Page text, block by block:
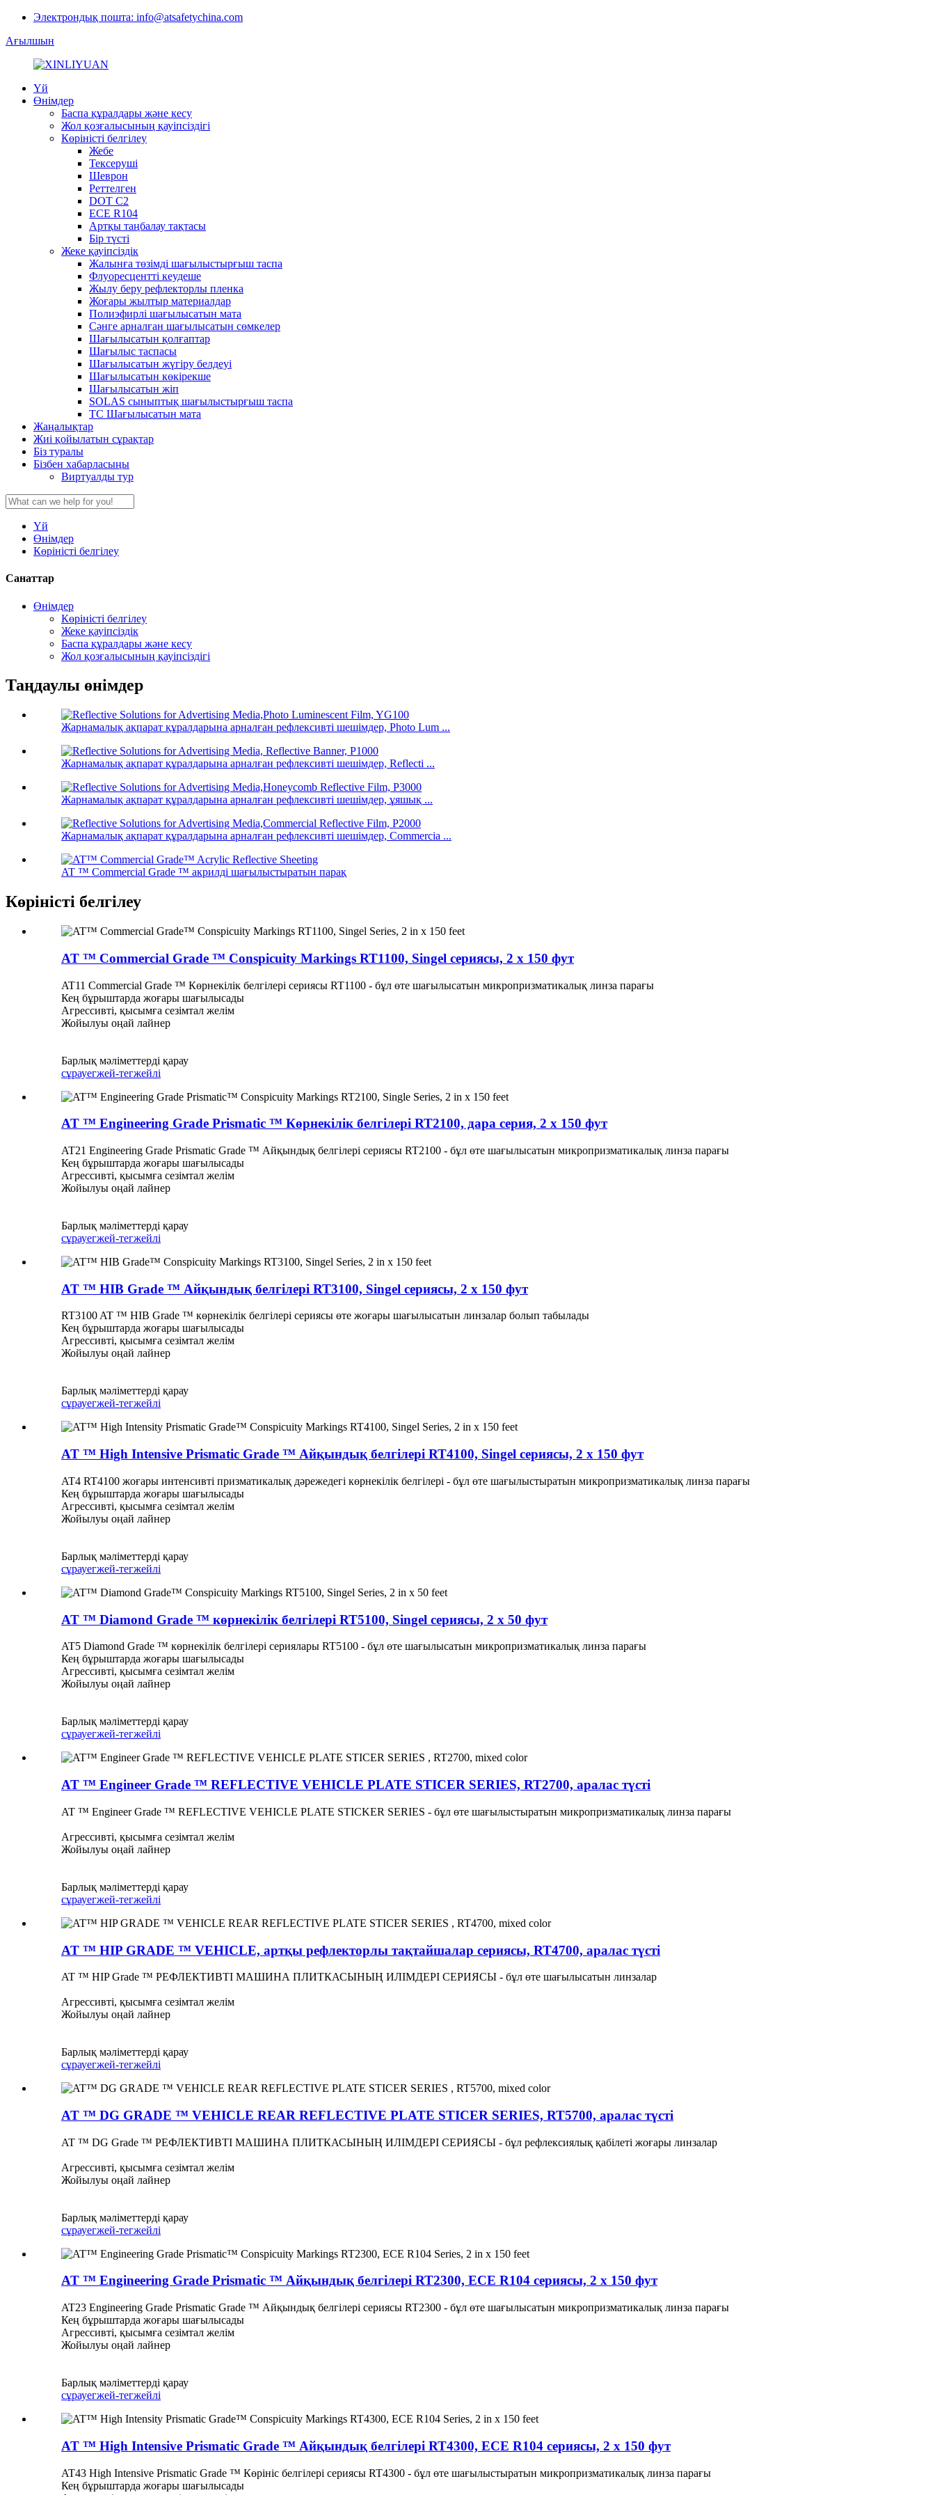
Электрондық пошта: info@atsafetychina.com
Ағылшын
Үй
Өнімдер
Баспа құралдары және кесу
Жол қозғалысының қауіпсіздігі
Көріністі белгілеу
Жебе
Тексеруші
Шеврон
Реттелген
DOT C2
ECE R104
Артқы таңбалау тақтасы
Бір түсті
Жеке қауіпсіздік
Жалынға төзімді шағылыстырғыш таспа
Флуоресцентті кеудеше
Жылу беру рефлекторлы пленка
Жоғары жылтыр материалдар
Полиэфирлі шағылысатын мата
Сәнге арналған шағылысатын сөмкелер
Шағылысатын қолғаптар
Шағылыс таспасы
Шағылысатын жүгіру белдеуі
Шағылысатын көкірекше
Шағылысатын жіп
SOLAS сыныптық шағылыстырғыш таспа
TC Шағылысатын мата
Жаңалықтар
Жиі қойылатын сұрақтар
Біз туралы
Бізбен хабарласыңы
Виртуалды тур
Үй
Өнімдер
Көріністі белгілеу
Санаттар
Өнімдер
Көріністі белгілеу
Жеке қауіпсіздік
Баспа құралдары және кесу
Жол қозғалысының қауіпсіздігі
Таңдаулы өнімдер
Жарнамалық ақпарат құралдарына арналған рефлексивті шешімдер, Photo Lum ...
Жарнамалық ақпарат құралдарына арналған рефлексивті шешімдер, Reflecti ...
Жарнамалық ақпарат құралдарына арналған рефлексивті шешімдер, ұяшық ...
Жарнамалық ақпарат құралдарына арналған рефлексивті шешімдер, Commercia ...
AT ™ Commercial Grade ™ акрилді шағылыстыратын парақ
Көріністі белгілеу
AT ™ Commercial Grade ™ Conspicuity Markings RT1100, Singel сериясы, 2 x 150 фут
AT11 Commercial Grade ™ Көрнекілік белгілері сериясы RT1100 - бұл өте шағылысатын микропризматикалық линза парағы
Кең бұрыштарда жоғары шағылысады
Агрессивті, қысымға сезімтал желім
Жойылуы оңай лайнер
Барлық мәліметтерді қарау
сұрауегжей-тегжейлі
AT ™ Engineering Grade Prismatic ™ Көрнекілік белгілері RT2100, дара серия, 2 x 150 фут
AT21 Engineering Grade Prismatic Grade ™ Айқындық белгілері сериясы RT2100 - бұл өте шағылысатын микропризматикалық линза парағы
Кең бұрыштарда жоғары шағылысады
Агрессивті, қысымға сезімтал желім
Жойылуы оңай лайнер
Барлық мәліметтерді қарау
сұрауегжей-тегжейлі
AT ™ HIB Grade ™ Айқындық белгілері RT3100, Singel сериясы, 2 x 150 фут
RT3100 AT ™ HIB Grade ™ көрнекілік белгілері сериясы өте жоғары шағылысатын линзалар болып табылады
Кең бұрыштарда жоғары шағылысады
Агрессивті, қысымға сезімтал желім
Жойылуы оңай лайнер
Барлық мәліметтерді қарау
сұрауегжей-тегжейлі
AT ™ High Intensive Prismatic Grade ™ Айқындық белгілері RT4100, Singel сериясы, 2 x 150 фут
AT4 RT4100 жоғары интенсивті призматикалық дәрежедегі көрнекілік белгілері - бұл өте шағылыстыратын микропризматикалық линза парағы
Кең бұрыштарда жоғары шағылысады
Агрессивті, қысымға сезімтал желім
Жойылуы оңай лайнер
Барлық мәліметтерді қарау
сұрауегжей-тегжейлі
AT ™ Diamond Grade ™ көрнекілік белгілері RT5100, Singel сериясы, 2 x 50 фут
AT5 Diamond Grade ™ көрнекілік белгілері сериялары RT5100 - бұл өте шағылысатын микропризматикалық линза парағы
Кең бұрыштарда жоғары шағылысады
Агрессивті, қысымға сезімтал желім
Жойылуы оңай лайнер
Барлық мәліметтерді қарау
сұрауегжей-тегжейлі
AT ™ Engineer Grade ™ REFLECTIVE VEHICLE PLATE STICER SERIES, RT2700, аралас түсті
AT ™ Engineer Grade ™ REFLECTIVE VEHICLE PLATE STICKER SERIES - бұл өте шағылыстыратын микропризматикалық линза парағы
Агрессивті, қысымға сезімтал желім
Жойылуы оңай лайнер
Барлық мәліметтерді қарау
сұрауегжей-тегжейлі
AT ™ HIP GRADE ™ VEHICLE, артқы рефлекторлы тақтайшалар сериясы, RT4700, аралас түсті
AT ™ HIP Grade ™ РЕФЛЕКТИВТІ МАШИНА ПЛИТКАСЫНЫҢ ИЛІМДЕРІ СЕРИЯСЫ - бұл өте шағылысатын линзалар
Агрессивті, қысымға сезімтал желім
Жойылуы оңай лайнер
Барлық мәліметтерді қарау
сұрауегжей-тегжейлі
AT ™ DG GRADE ™ VEHICLE REAR REFLECTIVE PLATE STICER SERIES, RT5700, аралас түсті
AT ™ DG Grade ™ РЕФЛЕКТИВТІ МАШИНА ПЛИТКАСЫНЫҢ ИЛІМДЕРІ СЕРИЯСЫ - бұл рефлексиялық қабілеті жоғары линзалар
Агрессивті, қысымға сезімтал желім
Жойылуы оңай лайнер
Барлық мәліметтерді қарау
сұрауегжей-тегжейлі
AT ™ Engineering Grade Prismatic ™ Айқындық белгілері RT2300, ECE R104 сериясы, 2 x 150 фут
AT23 Engineering Grade Prismatic Grade ™ Айқындық белгілері сериясы RT2300 - бұл өте шағылысатын микропризматикалық линза парағы
Кең бұрыштарда жоғары шағылысады
Агрессивті, қысымға сезімтал желім
Жойылуы оңай лайнер
Барлық мәліметтерді қарау
сұрауегжей-тегжейлі
AT ™ High Intensive Prismatic Grade ™ Айқындық белгілері RT4300, ECE R104 сериясы, 2 x 150 фут
AT43 High Intensive Prismatic Grade ™ Көрініс белгілері сериясы RT4300 - бұл өте шағылыстыратын микропризматикалық линза парағы
Кең бұрыштарда жоғары шағылысады